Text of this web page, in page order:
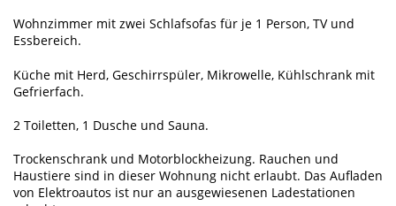
Wohnzimmer mit zwei Schlafsofas für je 1 Person, TV und
Essbereich.
Küche mit Herd, Geschirrspüler, Mikrowelle, Kühlschrank mit
Gefrierfach.
2 Toiletten, 1 Dusche und Sauna.
Trockenschrank und Motorblockheizung. Rauchen und
Haustiere sind in dieser Wohnung nicht erlaubt. Das Aufladen
von Elektroautos ist nur an ausgewiesenen Ladestationen